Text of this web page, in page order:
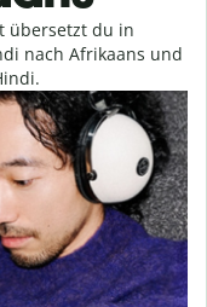
übersetzt du in
nach Afrikaans und